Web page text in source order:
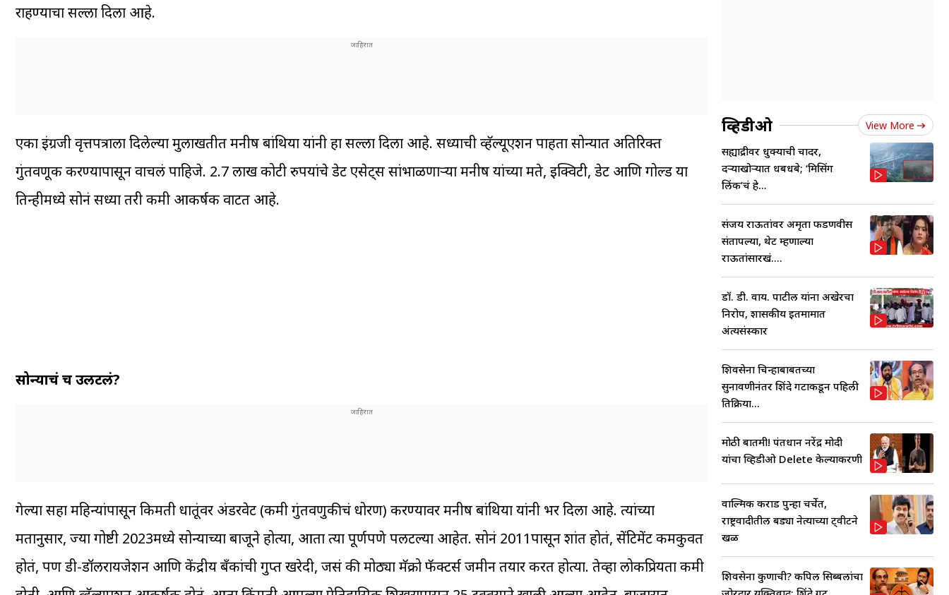
राहण्याचा सल्ला दिला आहे.
एका इंग्रजी वृत्तपत्राला दिलेल्या मुलाखतीत मनीष बांथिया यांनी हा सल्ला दिला आहे. सध्याची व्हॅल्यूएशन पाहता सोन्यात अतिरिक्त
गुंतवणूक करण्यापासून वाचलं पाहिजे. 2.7 लाख कोटी रुपयांचे डेट एसेट्स सांभाळणाऱ्या मनीष यांच्या मते, इक्विटी, डेट आणि गोल्ड या
तिन्हीमध्ये सोनं सध्या तरी कमी आकर्षक वाटत आहे.
सोन्याचं चक्र उलटलं?
गेल्या सहा महिन्यांपासून किमती धातूंवर अंडरवेट (कमी गुंतवणुकीचं धोरण) करण्यावर मनीष बांथिया यांनी भर दिला आहे. त्यांच्या
मतानुसार, ज्या गोष्टी 2023मध्ये सोन्याच्या बाजूने होत्या, आता त्या पूर्णपणे पलटल्या आहेत. सोनं 2011पासून शांत होतं, सेंटिमेंट कमकुवत
होतं, पण डी-डॉलरायजेशन आणि केंद्रीय बँकांची गुप्त खरेदी, जसं की मोठ्या मॅक्रो फॅक्टर्स जमीन तयार करत होत्या. तेव्हा लोकप्रियता कमी
व्हिडीओ View More
सह्याद्रीवर धुक्याची चादर,
दऱ्याखोऱ्यात धबधबे; ‘मिसिंग
लिंक’चं हे...
संजय राऊतांवर अमृता फडणवीस
संतापल्या, थेट म्हणाल्या
राऊतांसारखं....
डॉ. डी. वाय. पाटील यांना अखेरचा
निरोप, शासकीय इतमामात
अंत्यसंस्कार
शिवसेना चिन्हाबाबतच्या
सुनावणीनंतर शिंदे गटाकडून पहिली
प्रतिक्रिया...
मोठी बातमी! पंतप्रधान नरेंद्र मोदी
यांचा व्हिडीओ Delete केल्याप्रकरणी
वाल्मिक कराड पुन्हा चर्चेत,
राष्ट्रवादीतील बड्या नेत्याच्या ट्वीटने
खळ
शिवसेना कुणाची? कपिल सिब्बलांचा